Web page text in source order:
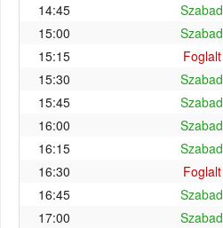
14:45
Szabad
15:00
Szabad
15:15
Foglalt
15:30
Szabad
15:45
Szabad
16:00
Szabad
16:15
Szabad
16:30
Foglalt
16:45
Szabad
17:00
Szabad